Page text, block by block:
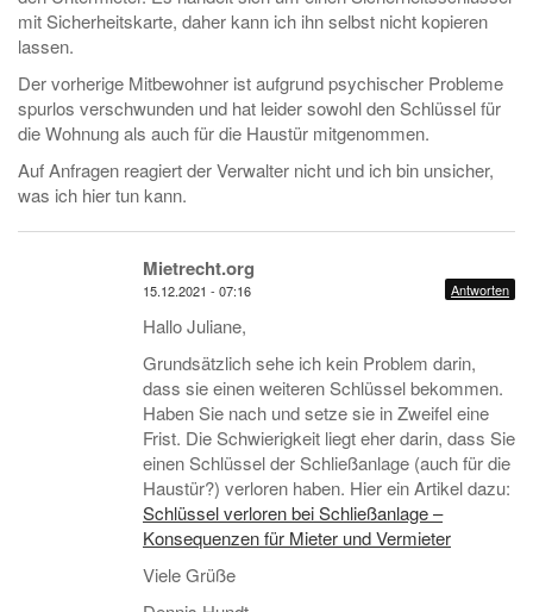
mit Sicherheitskarte, daher kann ich ihn selbst nicht kopieren
lassen.
Der vorherige Mitbewohner ist aufgrund psychischer Probleme
spurlos verschwunden und hat leider sowohl den Schlüssel für
die Wohnung als auch für die Haustür mitgenommen.
Auf Anfragen reagiert der Verwalter nicht und ich bin unsicher,
was ich hier tun kann.
Mietrecht.org
15.12.2021 - 07:16 Antworten
Hallo Juliane,
Grundsätzlich sehe ich kein Problem darin,
dass sie einen weiteren Schlüssel bekommen.
Haben Sie nach und setze sie in Zweifel eine
Frist. Die Schwierigkeit liegt eher darin, dass Sie
einen Schlüssel der Schließanlage (auch für die
Haustür?) verloren haben. Hier ein Artikel dazu:
Schlüssel verloren bei Schließanlage –
Konsequenzen für Mieter und Vermieter
Viele Grüße